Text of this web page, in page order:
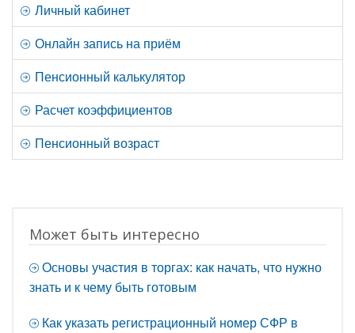
Личный кабинет
Онлайн запись на приём
Пенсионный калькулятор
Расчет коэффициентов
Пенсионный возраст
Может быть интересно
Основы участия в торгах: как начать, что нужно
знать и к чему быть готовым
Как указать регистрационный номер СФР в